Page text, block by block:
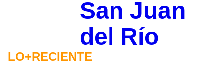
San Juan
del Río
LO+RECIENTE